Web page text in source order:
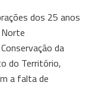
dos 25 anos
da
do Território,
a falta de